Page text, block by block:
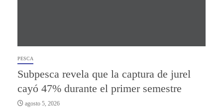
PESCA
Subpesca revela que la captura de jurel
cayó 47% durante el primer semestre
agosto 5, 2026